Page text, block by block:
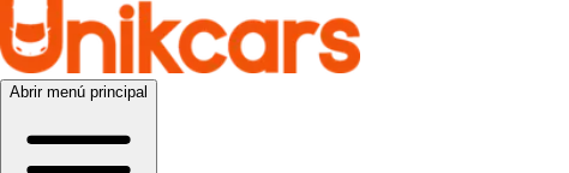
Abrir menú principal